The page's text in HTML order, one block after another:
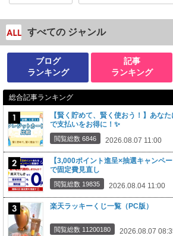
すべての ジャンル
ブログ
ランキング
記事
ランキング
総合記事ランキング
【賢く貯めて、賢く使おう！】あな
で支払いをお得に！✨
閲覧総数 6846 2026.08.07 11:00
【3,000ポイント進呈×抽選キャンペ
で固定費見直し
閲覧総数 19835 2026.08.04 11:00
楽天ラッキーくじ一覧（PC版）
閲覧総数 11200180 2026.08.07